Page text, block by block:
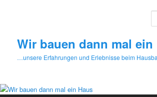
Wir bauen dann mal ein
…unsere Erfahrungen und Erlebnisse beim